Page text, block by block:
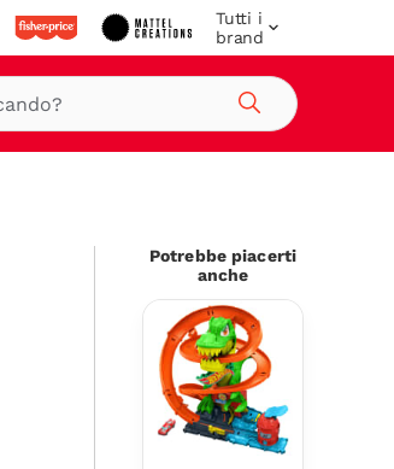
Tutti i
brand
Cerca
Potrebbe piacerti
anche